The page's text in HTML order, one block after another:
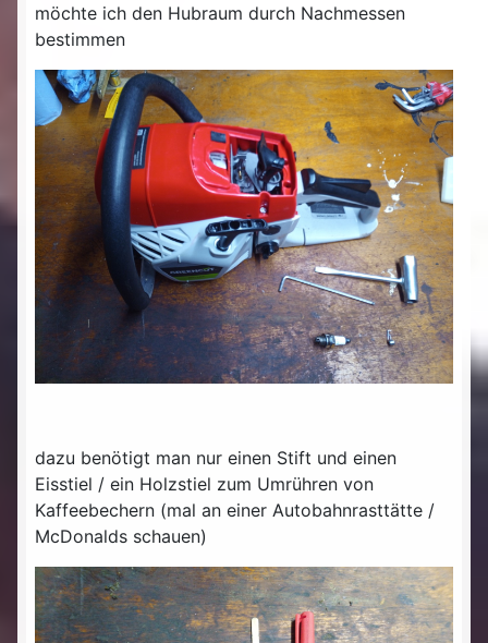
möchte ich den Hubraum durch Nachmessen
bestimmen
dazu benötigt man nur einen Stift und einen
Eisstiel / ein Holzstiel zum Umrühren von
Kaffeebechern (mal an einer Autobahnrasttätte /
McDonalds schauen)